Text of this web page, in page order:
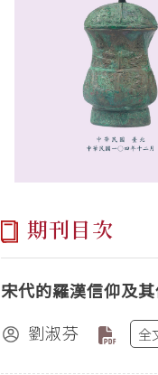
期刊目次
宋代的羅漢信仰及
劉淑芬
全